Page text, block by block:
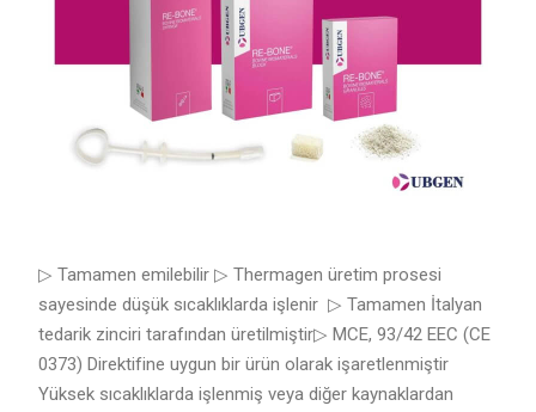
▷ Tamamen emilebilir ▷ Thermagen üretim prosesi
sayesinde düşük sıcaklıklarda işlenir ▷ Tamamen İtalyan
tedarik zinciri tarafından üretilmiştir▷ MCE, 93/42 EEC (CE
0373) Direktifine uygun bir ürün olarak işaretlenmiştir
Yüksek sıcaklıklarda işlenmiş veya diğer kaynaklardan